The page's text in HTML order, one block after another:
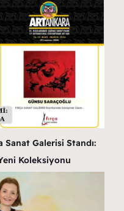
Sanat Galerisi Standı:
Koleksiyonu